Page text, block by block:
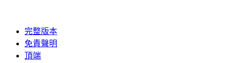
完整版本
免責聲明
頂端